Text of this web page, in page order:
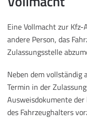
Eine Vollmacht zur
andere Person, das
Zulassungsstelle
Neben dem vollständig
Termin in der
Ausweisdokumente
des Fahrzeughalters